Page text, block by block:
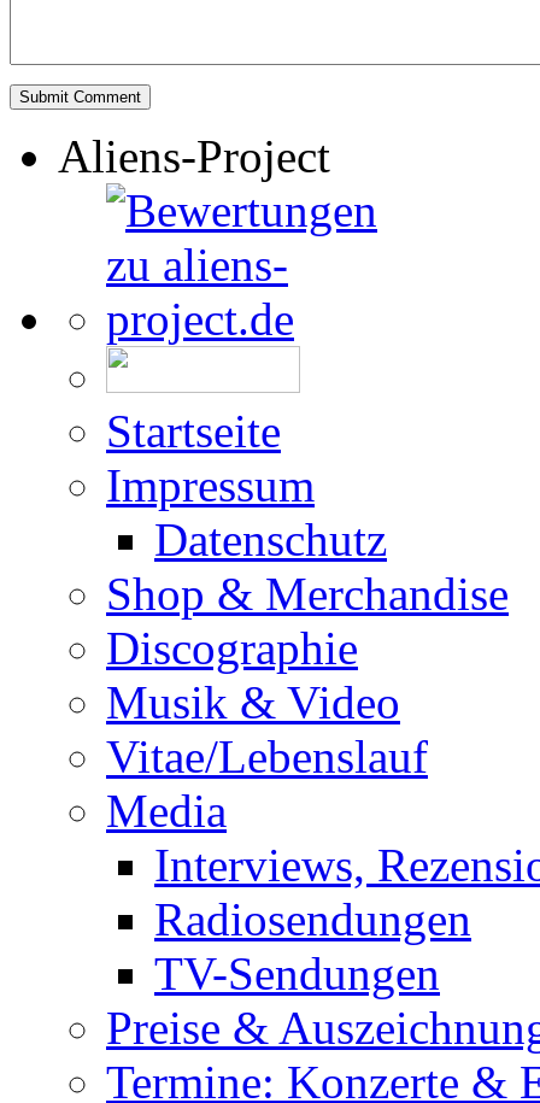
Aliens-Project
Startseite
Impressum
Datenschutz
Shop & Merchandise
Discographie
Musik & Video
Vitae/Lebenslauf
Media
Interviews,
Radiosendungen
TV-Sendungen
Preise &
Termine: Konzerte &